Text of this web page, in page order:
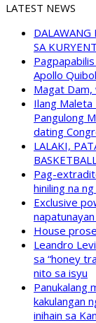
LATEST NEWS
SA
Apollo
Magat Dam,
Ilang Maleta
Pangulong
dating
LALAKI,
Pag-
hiniling na
Exclusive
House
Leandro
sa “honey
nito sa isyu
Panukalang
kakulangan
inihain sa